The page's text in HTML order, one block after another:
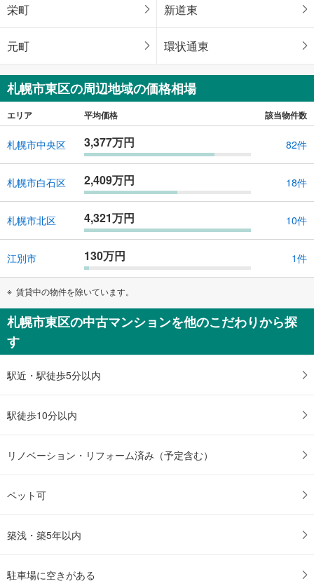
栄町 新道東
元町 環状通東
札幌市東区の周辺地域の価格相場
エリア 平均価格 該当物件数
札幌市中央区 3,377万円 82件
札幌市白石区 2,409万円 18件
札幌市北区 4,321万円 10件
江別市 130万円 1件
賃貸中の物件を除いています。
札幌市東区の中古マンションを他のこだわりから探
す
駅近・駅徒歩5分以内
駅徒歩10分以内
リノベーション・リフォーム済み（予定含む）
ペット可
築浅・築5年以内
駐車場に空きがある